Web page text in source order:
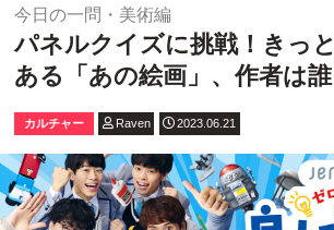
今日の一問・美術編
パネルクイズに挑戦！きっ
ある「あの絵画」、作者は誰
カルチャー Raven 2023.06.21